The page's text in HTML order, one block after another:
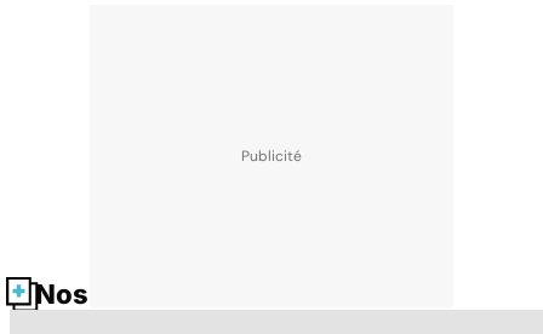
Nos fiches santé